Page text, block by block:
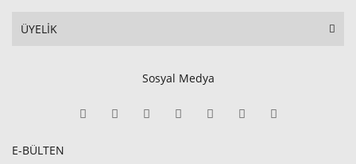
ÜYELİK
Sosyal Medya
E-BÜLTEN